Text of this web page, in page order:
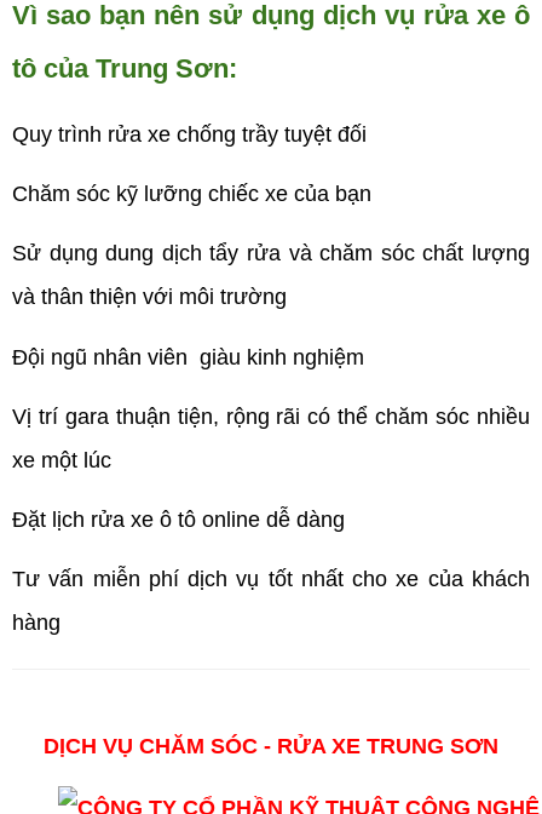
Vì sao bạn nên sử dụng dịch vụ rửa xe ô
tô của Trung Sơn:
Quy trình rửa xe chống trầy tuyệt đối
Chăm sóc kỹ lưỡng chiếc xe của bạn
Sử dụng dung dịch tẩy rửa và chăm sóc chất lượng
và thân thiện với môi trường
Đội ngũ nhân viên giàu kinh nghiệm
Vị trí gara thuận tiện, rộng rãi có thể chăm sóc nhiều
xe một lúc
Đặt lịch rửa xe ô tô online dễ dàng
Tư vấn miễn phí dịch vụ tốt nhất cho xe của khách
hàng
DỊCH VỤ CHĂM SÓC - RỬA XE TRUNG SƠN